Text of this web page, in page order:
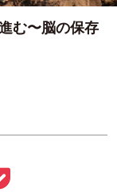
む〜脳の保存